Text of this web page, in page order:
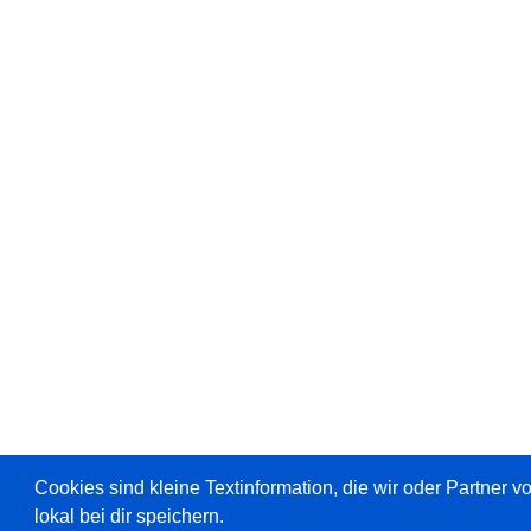
Cookies sind kleine Textinformation, die wir oder Partner
lokal bei dir speichern.